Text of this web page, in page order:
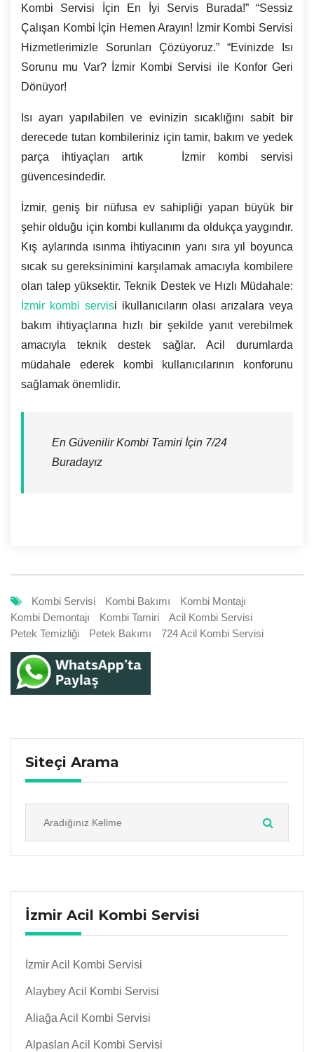
Kombi Servisi İçin En İyi Servis Burada!” “Sessiz
Çalışan Kombi İçin Hemen Arayın! İzmir Kombi Servisi
Hizmetlerimizle Sorunları Çözüyoruz.” “Evinizde Isı
Sorunu mu Var?
İzmir Kombi Servisi ile Konfor Geri
Dönüyor!
Isı ayarı yapılabilen ve evinizin sıcaklığını sabit bir
derecede tutan kombileriniz için tamir, bakım ve yedek
parça ihtiyaçları artık İzmir kombi servisi
güvencesindedir.
İzmir, geniş bir nüfusa ev sahipliği yapan büyük bir
şehir olduğu için kombi kullanımı da oldukça yaygındır.
Kış aylarında ısınma ihtiyacının yanı sıra yıl boyunca
sıcak su gereksinimini karşılamak amacıyla kombilere
olan talep yüksektir. Teknik Destek ve Hızlı Müdahale:
İzmir kombi servisi ikullanıcıların olası arızalara veya
bakım ihtiyaçlarına hızlı bir şekilde yanıt verebilmek
amacıyla teknik destek sağlar. Acil durumlarda
müdahale ederek kombi kullanıcılarının konforunu
sağlamak önemlidir.
En Güvenilir Kombi Tamiri İçin 7/24
Buradayız
Kombi Servisi Kombi Bakımı
Kombi Montajı
Kombi Demontajı
Kombi Tamiri
Acil Kombi Servisi
Petek Temizliği
Petek Bakımı 724 Acil Kombi Servisi
Siteçi Arama
İzmir Acil Kombi Servisi
İzmir Acil Kombi Servisi
Alaybey Acil Kombi Servisi
Aliağa Acil Kombi Servisi
Alpaslan Acil Kombi Servisi